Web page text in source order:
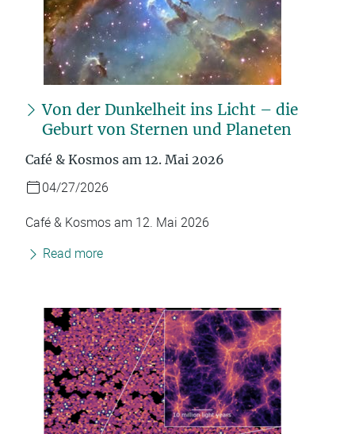
Von der Dunkelheit ins Licht – die
Geburt von Sternen und Planeten
Café & Kosmos am 12. Mai 2026
04/27/2026
Café & Kosmos am 12. Mai 2026
Read more